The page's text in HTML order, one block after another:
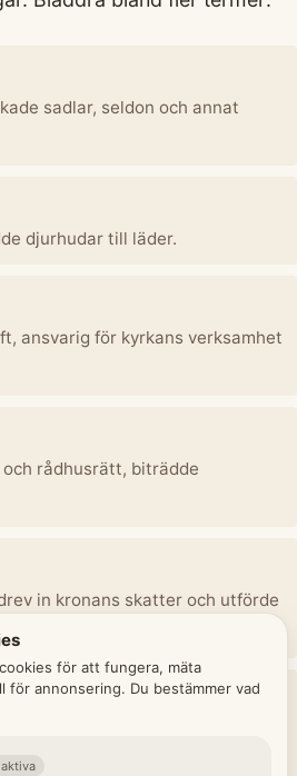
sadlar, seldon och annat
djurhudar till läder.
ansvarig för kyrkans verksamhet
rådhusrätt, biträdde
in kronans skatter och utförde
för att fungera, mäta
för annonsering. Du bestämmer vad